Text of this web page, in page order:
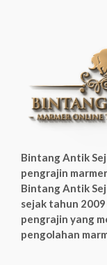
Bintang Antik
pengrajin
Bintang Antik
sejak tahun
pengrajin yang
pengolahan